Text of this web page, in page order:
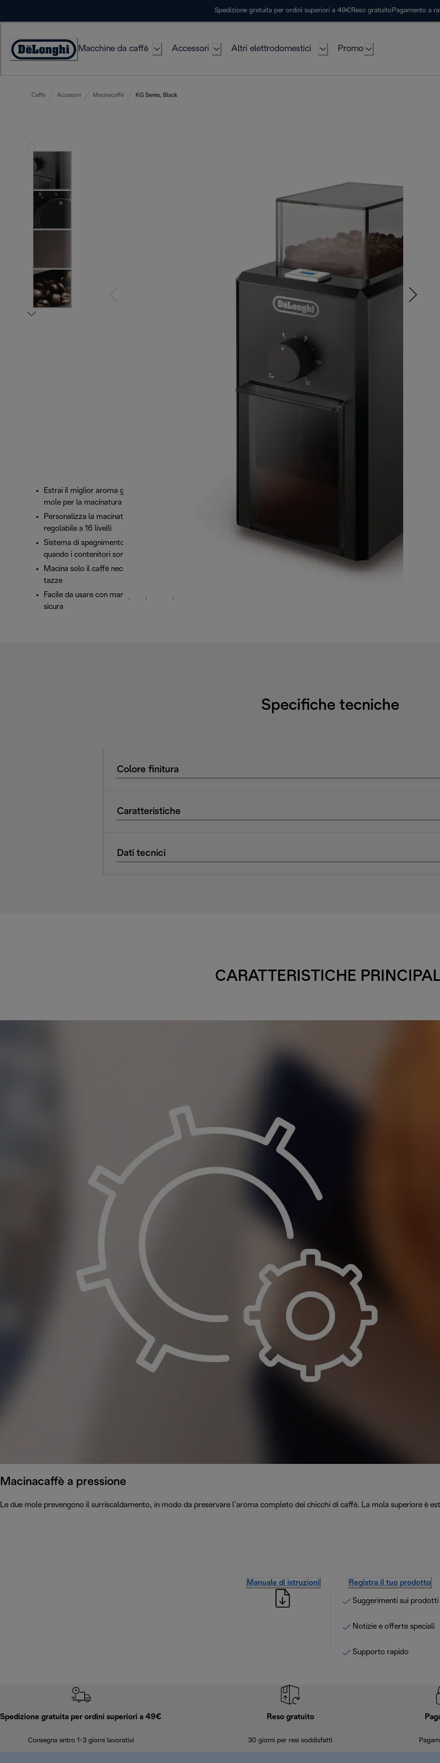
Spedizione gratuita per ordini superiori a 49€ Reso gratuito Pagamento a
Accessibility
Macchine da caffè Accessori Altri elettrodomestici Promo
Caffè Accessori Macinacaffè KG Series, Black
Estrai il miglior aroma grazie al sistema a due
mole per la macinatura
Personalizza la macinatura con il selettore
regolabile a 16 livelli
Sistema di spegnimento automatico di sicurezza
quando i contenitori sono rimossi
Macina solo il caffè necessario con il selettore
tazze
Facile da usare con manopole per una presa
sicura
Specifiche tecniche
Colore finitura
Caratteristiche
Dati tecnici
CARATTERISTICHE
Macinacaffè a pressione
Le due mole prevengono il surriscaldamento, in modo da preservare l’aroma completo dei chicchi di caffè. La mola superiore è
Manuale di istruzioni Registra il tuo prodotto
Suggerimenti sui prodotti
Notizie e offerte speciali
Supporto rapido
Spedizione gratuita per ordini superiori a 49€
Consegna entro 1-3 giorni lavorativi
Reso gratuito
30 giorni per resi soddisfatti